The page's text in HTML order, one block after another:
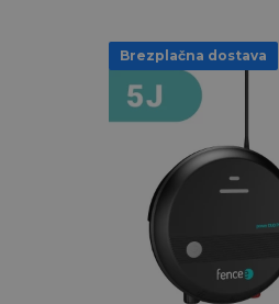
Brezplačna dostava